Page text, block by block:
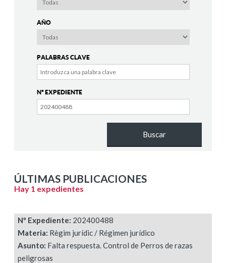
AÑO
PALABRAS CLAVE
Nº EXPEDIENTE
ÚLTIMAS PUBLICACIONES
Hay 1 expedientes
Nº Expediente: 202400488
Materia: Règim jurídic / Régimen jurídico
Asunto: Falta respuesta. Control de Perros de razas
peligrosas